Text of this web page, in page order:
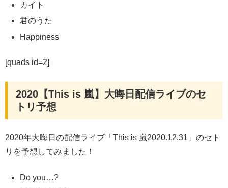
カイト
君のうた
Happiness
[quads id=2]
2020【This is 嵐】大晦日配信ライブのセ
トリ予想
2020年大晦日の配信ライブ「This is 嵐2020.12.31」のセト
リを予想してみました！
Do you…?